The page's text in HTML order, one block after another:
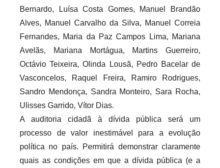
Bernardo, Luísa Costa Gomes, Manuel Brandão
Alves, Manuel Carvalho da Silva, Manuel Correia
Fernandes, Maria da Paz Campos Lima, Mariana
Avelãs, Mariana Mortágua, Martins Guerreiro,
Octávio Teixeira, Olinda Lousã, Pedro Bacelar de
Vasconcelos, Raquel Freira, Ramiro Rodrigues,
Sandro Mendonça, Sandra Monteiro, Sara Rocha,
Ulisses Garrido, Vítor Dias.
A auditoria cidadã à dívida pública será um
processo de valor inestimável para a evolução
política no país. Permitirá demonstrar claramente
quais as condições em que a dívida pública (e a